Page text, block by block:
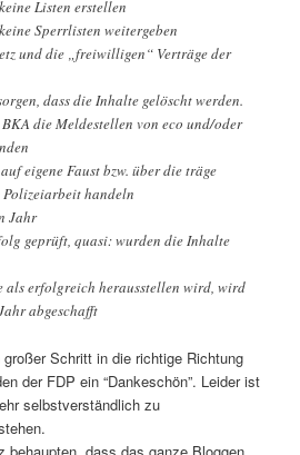
Listen erstellen
Sperrlisten weitergeben
und die „freiwilligen“ Verträge der
dass die Inhalte gelöscht werden.
die Meldestellen von eco und/oder
eigene Faust bzw. über die träge
handeln
Jahr
geprüft, quasi: wurden die Inhalte
als erfolgreich herausstellen wird, wird
abgeschafft
Schritt in die richtige Richtung
der FDP ein “Dankeschön”. Leider ist
selbstverständlich zu